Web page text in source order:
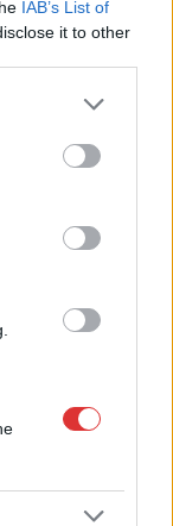
IAB’s List of
it to other
more Google
may click to
party tags to
below Google